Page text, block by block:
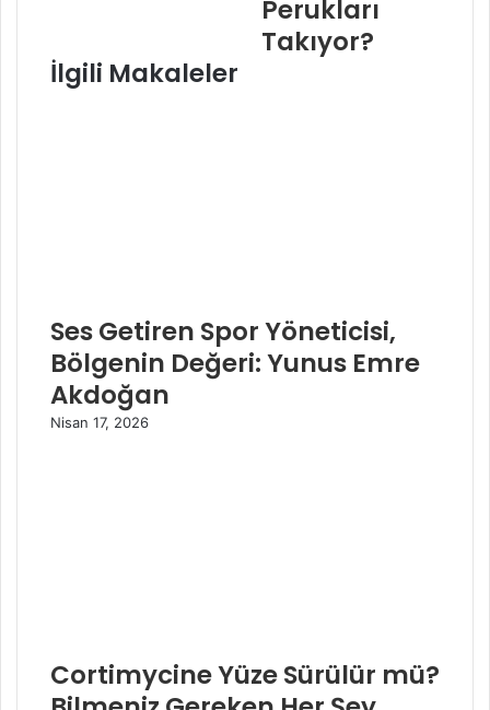
Perukları
Takıyor?
İlgili Makaleler
Ses Getiren Spor Yöneticisi,
Bölgenin Değeri: Yunus Emre
Akdoğan
Nisan 17, 2026
Cortimycine Yüze Sürülür mü?